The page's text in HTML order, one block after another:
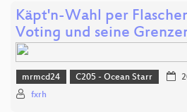
Käpt'n-Wahl per
Voting und seine
mrmcd24 C205 - Ocean Starr
fxrh